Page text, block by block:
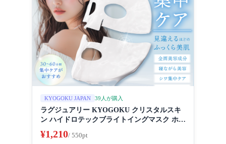
KYOGOKU JAPAN 39人が購入
ラグジュアリー KYOGOKU クリスタルスキ
ン ハイドロテックブライトイングマスク ホワ
イトニングマスク 超濃厚保湿 ホワイトニング
フェイスパック ビューティーサロン監修者 シ
¥1,210/ 550pt